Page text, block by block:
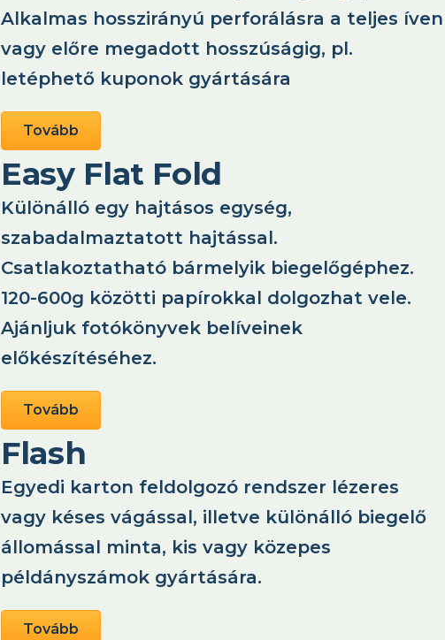
Alkalmas hosszirányú perforálásra a teljes íven
vagy előre megadott hosszúságig, pl.
letéphető kuponok gyártására
Tovább
Easy Flat Fold
Különálló egy hajtásos egység,
szabadalmaztatott hajtással.
Csatlakoztatható bármelyik biegelőgéphez.
120-600g közötti papírokkal dolgozhat vele.
Ajánljuk fotókönyvek belíveinek
előkészítéséhez.
Tovább
Flash
Egyedi karton feldolgozó rendszer lézeres
vagy késes vágással, illetve különálló biegelő
állomással minta, kis vagy közepes
példányszámok gyártására.
Tovább